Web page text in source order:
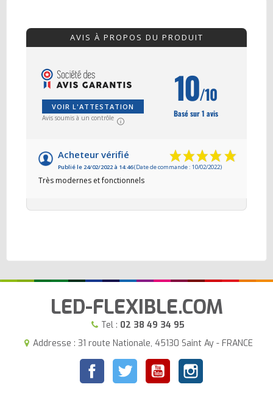
AVIS À PROPOS DU PRODUIT
VOIR L'ATTESTATION
Avis soumis à un contrôle
10/10
Basé sur 1 avis
Acheteur vérifié
Publié le 24/02/2022 à 14:46(Date de commande : 10/02/2022)
Très modernes et fonctionnels
LED-FLEXIBLE.COM
Tel : 02 38 49 34 95
Addresse : 31 route Nationale, 45130 Saint Ay - FRANCE
FacebookTwitter YouTubeInstagram